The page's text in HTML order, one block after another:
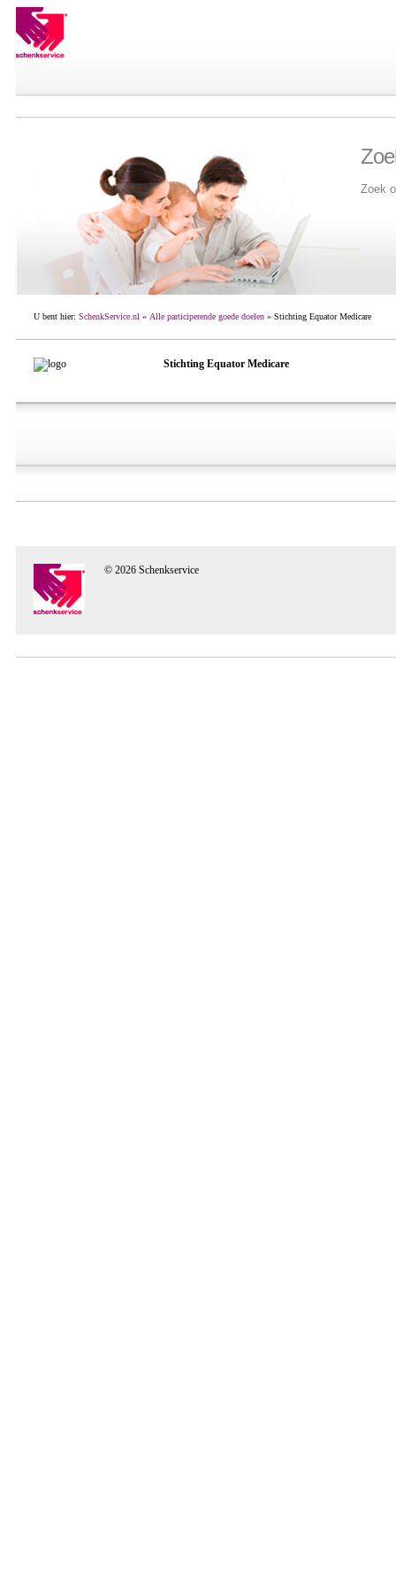
Zoek
U bent hier: SchenkService.nl » Alle participerende goede doelen» Stichting Equator Medicare
Stichting Equator Medicare
© 2026 Schenkservice